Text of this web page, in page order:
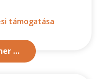
támogatása
…